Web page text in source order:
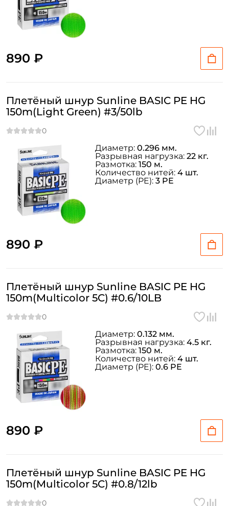
890 ₽
Плетёный шнур Sunline BASIC PE HG
150m(Light Green) #3/50lb
890 ₽
Диаметр: 0.296 мм.
Разрывная нагрузка: 22 кг.
Размотка: 150 м.
Количество нитей: 4 шт.
Диаметр (PE): 3 PE
Плетёный шнур Sunline BASIC PE HG
150m(Multicolor 5C) #0.6/10LB
890 ₽
Диаметр: 0.132 мм.
Разрывная нагрузка: 4.5 кг.
Размотка: 150 м.
Количество нитей: 4 шт.
Диаметр (PE): 0.6 PE
Плетёный шнур Sunline BASIC PE HG
150m(Multicolor 5C) #0.8/12lb